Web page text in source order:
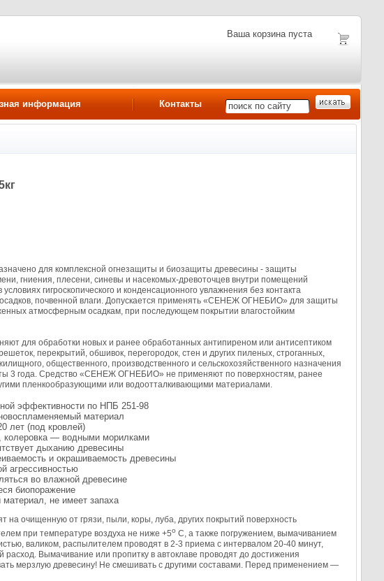
Ваша корзина пуста
информация Контакты
для комплексной огнезащиты и биозащиты древесины - защиты
гниения, плесени, синевы и насекомых-древоточцев внутри помещений
гигроскопического и конденсационного увлажнения без контакта
почвенной влаги. Допускается применять «СЕНЕЖ ОГНЕБИО» для защиты
атмосферным осадкам, при последующем покрытии влагостойким
для обработки новых и ранее обработанных антипиреном или антисептиком
перекрытий, обшивок, перегородок, стен и других пиленых, строганных,
общественного, производственного и сельскохозяйственного назначения
3 года. Средство «СЕНЕЖ ОГНЕБИО» не применяют по поверхностям, ранее
пленкообразующими или водоотталкивающими материалами.
эффективности по НПБ 251-98
материал
лет (под кровлей)
колеровка — водными морилками
дыханию древесины
и окрашиваемость древесины
агрессивностью
во влажной древесине
биопоражение
не имеет запаха
очищенную от грязи, пыли, коры, луба, других покрытий поверхность
при температуре воздуха не ниже +5o С, а также погружением, вымачиванием
валиком, распылителем проводят в 2-3 приема с интервалом 20-40 минут,
Вымачивание или пропитку в автоклаве проводят до достижения
мерзлую древесину! Не смешивать с другими составами. Перед применением —